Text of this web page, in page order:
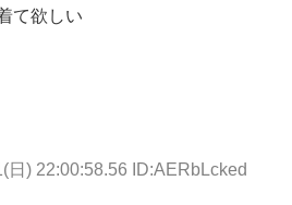
て欲しい
日) 22:00:58.56 ID:AERbLcked